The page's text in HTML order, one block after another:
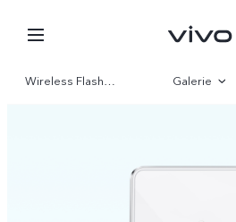
Wireless Flash Charger Galerie